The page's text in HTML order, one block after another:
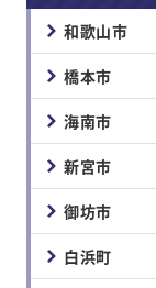
和歌山市
橋本市
海南市
新宮市
御坊市
白浜町